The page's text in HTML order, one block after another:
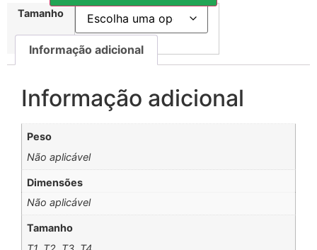
Tamanho
Informação adicional
Informação adicional
Peso
Não aplicável
Dimensões
Não aplicável
Tamanho